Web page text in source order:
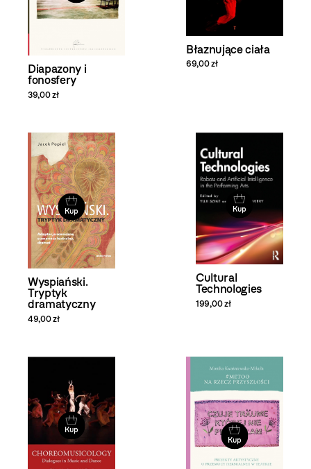
Diapazony i
fonosfery
39,00 zł
Błaznujące ciała
69,00 zł
Kup
Wyspiański.
Tryptyk
dramatyczny
49,00 zł
Kup
Cultural
Technologies
199,00 zł
Kup
Kup